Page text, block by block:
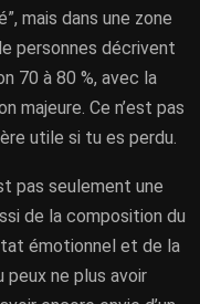
mais dans une zone
personnes décrivent
70 à 80 %, avec la
majeure. Ce n’est pas
utile si tu es perdu.
pas seulement une
de la composition du
émotionnel et de la
ne plus avoir